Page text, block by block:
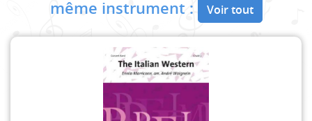
même instrument : Voir tout